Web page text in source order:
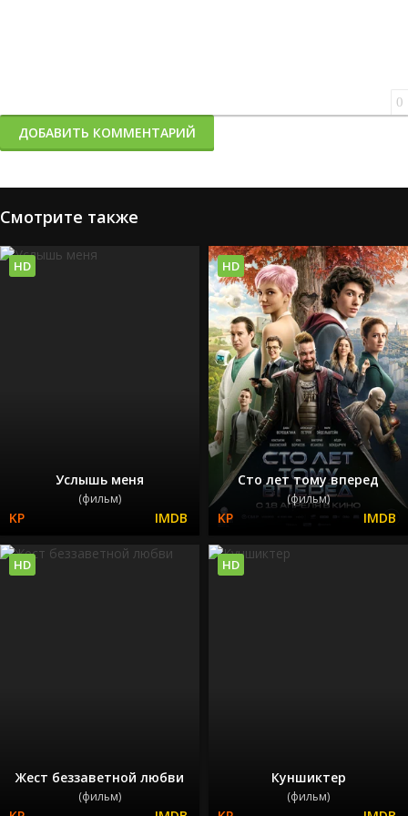
0
ДОБАВИТЬ КОММЕНТАРИЙ
Смотрите также
Услышь меня
(фильм)
HD
Сто лет тому вперед
(фильм)
HD
Жест беззаветной любви
(фильм)
HD
Куншиктер
(фильм)
HD